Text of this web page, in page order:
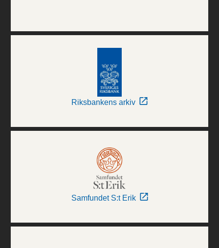
Riksbankens arkiv
Samfundet S:t Erik